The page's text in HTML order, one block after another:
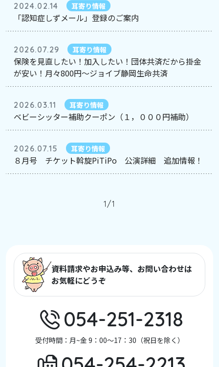
2024.02.14 耳寄り情報
「認知症しずメール」登録のご案内
2026.07.29 耳寄り情報
保険を見直したい！加入したい！団体共済だから掛金
が安い！月々800円～ジョイブ静岡生命共済
2026.03.11 耳寄り情報
ベビーシッター補助クーポン（１，０００円補助）
2026.07.15 耳寄り情報
８月号 チケット斡旋PiTiPo 公演詳細 追加情報！
1/1
資料請求やお申込み等、お問い合わせは
お気軽にどうぞ
054-251-2318
受付時間：月~金 9：00～17：30（祝日を除く）